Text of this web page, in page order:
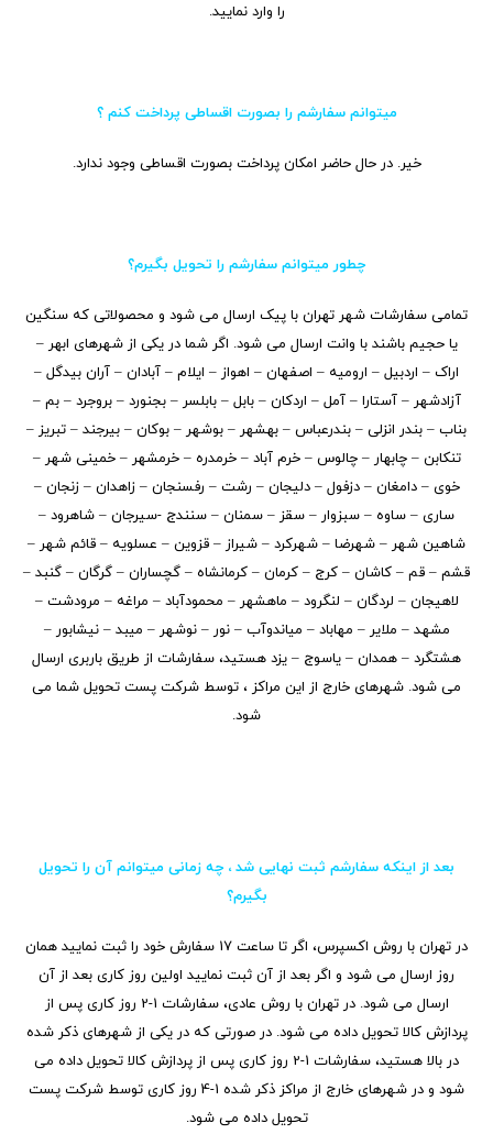
را وارد نمایید.
میتوانم سفارشم را بصورت اقساطی پرداخت کنم ؟
خیر. در حال حاضر امکان پرداخت بصورت اقساطی وجود ندارد.
چطور میتوانم سفارشم را تحویل بگیرم؟
تمامی سفارشات شهر تهران با پیک ارسال می شود و محصولاتی که سنگین
یا حجیم باشند با وانت ارسال می شود. اگر شما در یکی از شهرهای ابهر –
اراک – اردبیل – ارومیه – اصفهان – اهواز – ایلام – آبادان – آران بیدگل –
آزادشهر – آستارا – آمل – اردکان – بابل – بابلسر – بجنورد – بروجرد – بم –
بناب – بندر انزلی – بندرعباس – بهشهر – بوشهر – بوکان – بیرجند – تبریز –
تنکابن – چابهار – چالوس – خرم آباد – خرمدره – خرمشهر – خمینی شهر –
خوی – دامغان – دزفول – دلیجان – رشت – رفسنجان – زاهدان – زنجان –
ساری – ساوه – سبزوار – سقز – سمنان – سنندج -سیرجان – شاهرود –
شاهین شهر – شهرضا – شهرکرد – شیراز – قزوین – عسلویه – قائم شهر –
قشم – قم – کاشان – کرج – کرمان – کرمانشاه – گچساران – گرگان – گنبد –
لاهیجان – لردگان – لنگرود – ماهشهر – محمودآباد – مراغه – مرودشت –
مشهد – ملایر – مهاباد – میاندوآب – نور – نوشهر – میبد – نیشابور –
هشتگرد – همدان – یاسوج – یزد هستید، سفارشات از طریق باربری ارسال
می شود. شهرهای خارج از این مراکز ، توسط شرکت پست تحویل شما می
شود.
بعد از اینکه سفارشم ثبت نهایی شد ، چه زمانی میتوانم آن را تحویل
بگیرم؟
در تهران با روش اکسپرس، اگر تا ساعت 17 سفارش خود را ثبت نمایید همان
روز ارسال می شود و اگر بعد از آن ثبت نمایید اولین روز کاری بعد از آن
ارسال می شود. در تهران با روش عادی، سفارشات 1-2 روز کاری پس از
پردازش کالا تحویل داده می شود. در صورتی که در یکی از شهرهای ذکر شده
در بالا هستید، سفارشات 1-2 روز کاری پس از پردازش کالا تحویل داده می
شود و در شهرهای خارج از مراکز ذکر شده 1-4 روز کاری توسط شرکت پست
تحویل داده می شود.